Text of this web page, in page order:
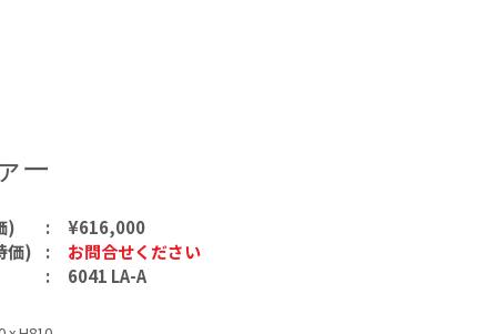
ー
)
¥616,000
価)
お問合せください
6041 LA-A